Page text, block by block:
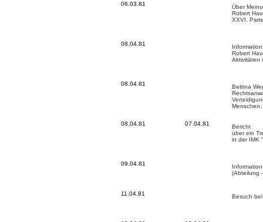
06.03.81
Über
Robert
XXVI.
08.04.81
Robert
Aktivitäten
08.04.81
Bettina
Menschen.
08.04.81 07.04.81
Bericht
über ein
in der IMK
09.04.81
(Abteilung
11.04.81 Besuch